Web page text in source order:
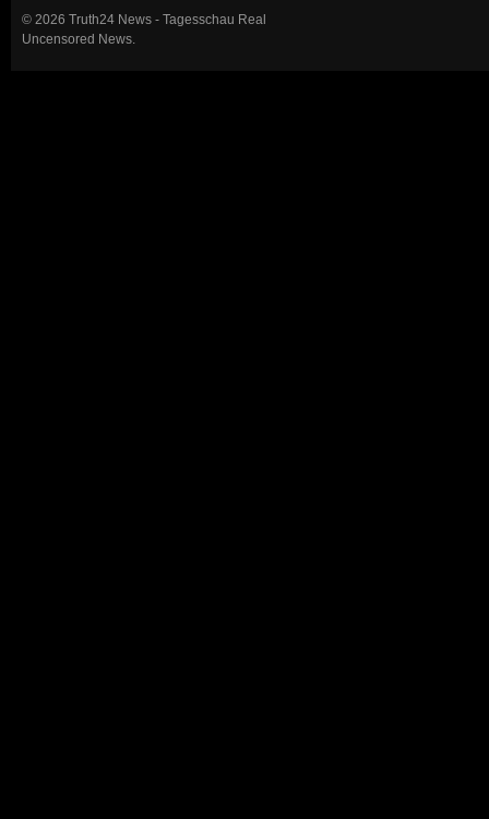
© 2026 Truth24 News - Tagesschau Real
Uncensored News.